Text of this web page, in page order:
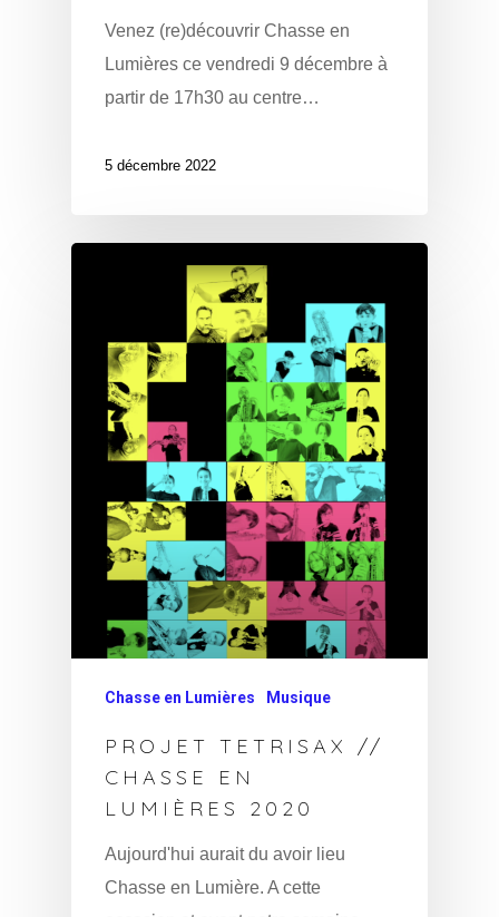
Venez (re)découvrir Chasse en
Lumières ce vendredi 9 décembre à
partir de 17h30 au centre…
5 décembre 2022
Chasse en Lumières Musique
PROJET TETRISAX //
CHASSE EN
LUMIÈRES 2020
Aujourd'hui aurait du avoir lieu
Chasse en Lumière. A cette